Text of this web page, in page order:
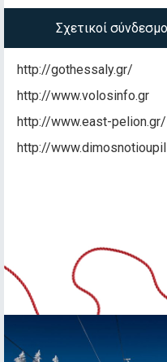
Σχετικοί
http://gothessaly.gr/
http://www.volosinfo.gr
http://www.east-
http://